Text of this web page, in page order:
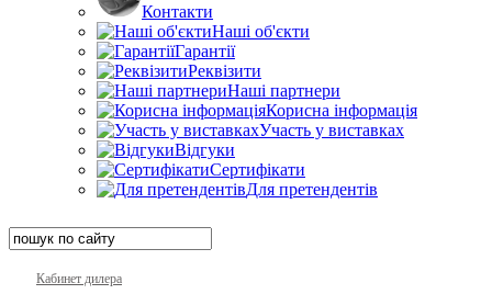
Контакти
Наші об'єкти
Гарантії
Реквізити
Наші партнери
Корисна інформація
Участь у виставках
Відгуки
Сертифікати
Для претендентів
Кабинет дилера